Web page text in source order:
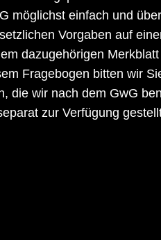
möglichst einfach und
Vorgaben auf
dazugehörigen Merkblatt
Fragebogen bitten wir
die wir nach dem GwG
zur Verfügung